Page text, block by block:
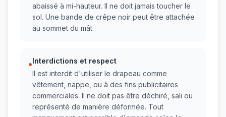
abaissé à mi-hauteur. Il ne doit jamais toucher le
sol. Une bande de crêpe noir peut être attachée
au sommet du mât.
•Interdictions et respect
Il est interdit d'utiliser le drapeau comme
vêtement, nappe, ou à des fins publicitaires
commerciales. Il ne doit pas être déchiré, sali ou
représenté de manière déformée. Tout